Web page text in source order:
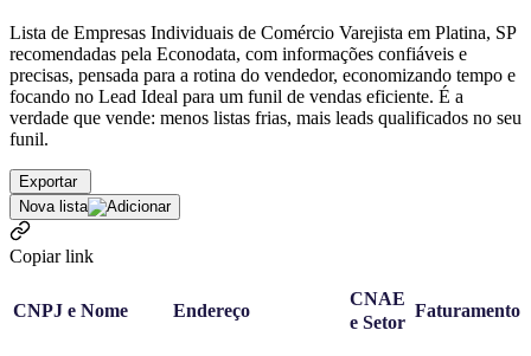
Lista de Empresas Individuais de Comércio Varejista em Platina, SP
recomendadas pela Econodata, com informações confiáveis e
precisas, pensada para a rotina do vendedor, economizando tempo e
focando no Lead Ideal para um funil de vendas eficiente. É a
verdade que vende: menos listas frias, mais leads qualificados no seu
funil.
Exportar
Nova lista
Copiar link
CNPJ e Nome Endereço
CNAE
e Setor
Faturamento